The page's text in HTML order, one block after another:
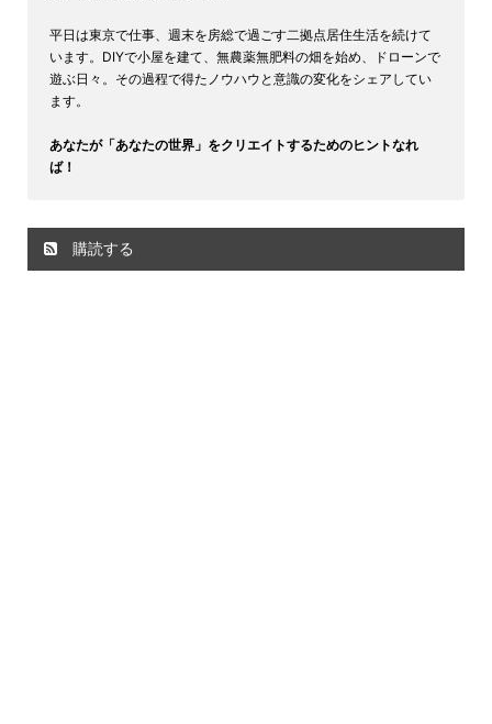
平日は東京で仕事、週末を房総で過ごす二拠点居住生活を続けて
います。DIYで小屋を建て、無農薬無肥料の畑を始め、ドローンで
遊ぶ日々。その過程で得たノウハウと意識の変化をシェアしてい
ます。
あなたが「あなたの世界」をクリエイトするためのヒントなれ
ば！
購読する